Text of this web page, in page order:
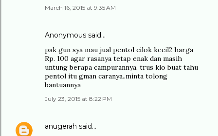
March 16, 2015 at 9:35 AM
Anonymous said…
pak gun sya mau jual pentol cilok kecil2 harga
Rp. 100 agar rasanya tetap enak dan masih
untung berapa campurannya. trus klo buat tahu
pentol itu gman caranya..minta tolong
bantuannya
July 23, 2015 at 8:22 PM
anugerah said…